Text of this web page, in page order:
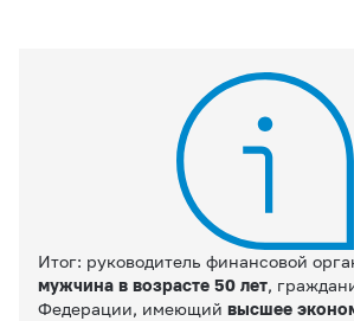
Итог: руководитель финансовой
мужчина в возрасте 50 лет,
Федерации, имеющий высшее